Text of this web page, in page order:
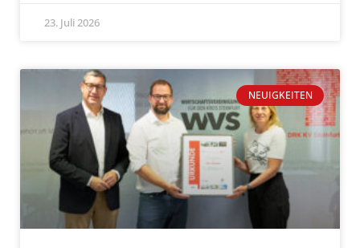
23. Juli 2026
NEUIGKEITEN